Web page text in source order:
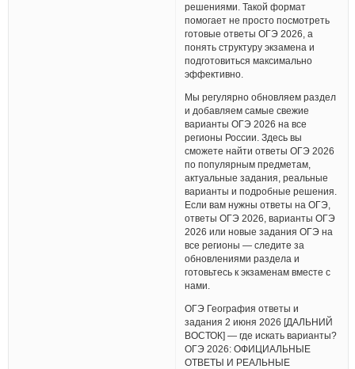
решениями. Такой формат
помогает не просто посмотреть
готовые ответы ОГЭ 2026, а
понять структуру экзамена и
подготовиться максимально
эффективно.
Мы регулярно обновляем раздел
и добавляем самые свежие
варианты ОГЭ 2026 на все
регионы России. Здесь вы
сможете найти ответы ОГЭ 2026
по популярным предметам,
актуальные задания, реальные
варианты и подробные решения.
Если вам нужны ответы на ОГЭ,
ответы ОГЭ 2026, варианты ОГЭ
2026 или новые задания ОГЭ на
все регионы — следите за
обновлениями раздела и
готовьтесь к экзаменам вместе с
нами.
ОГЭ География ответы и
задания 2 июня 2026 [ДАЛЬНИЙ
ВОСТОК] — где искать варианты?
ОГЭ 2026: ОФИЦИАЛЬНЫЕ
ОТВЕТЫ И РЕАЛЬНЫЕ